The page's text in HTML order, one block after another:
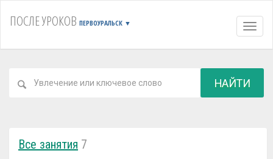
ПОСЛЕ УРОКОВ ПЕРВОУРАЛЬСК ▼
НАЙТИ
Все занятия 7